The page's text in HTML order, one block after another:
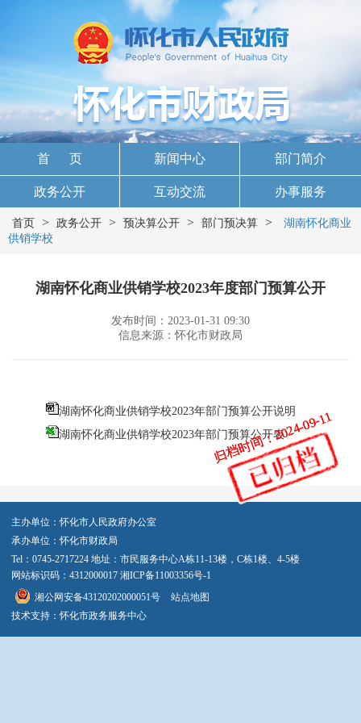
首 页 新闻中心 部门简介
政务公开 互动交流 办事服务
首页 > 政务公开 > 预决算公开 > 部门预决算 >
湖南怀化商业
供销学校
湖南怀化商业供销学校2023年度部门预算公开
发布时间：2023-01-31 09:30
信息来源：怀化市财政局
湖南怀化商业供销学校2023年部门预算公开说明
湖南怀化商业供销学校2023年部门预算公开表
主办单位：怀化市人民政府办公室
承办单位：怀化市财政局
Tel：0745-2717224 地址：市民服务中心A栋11-13楼，C栋1楼、4-5楼
网站标识码：4312000017 湘ICP备11003356号-1
湘公网安备43120202000051号
站点地图
技术支持：怀化市政务服务中心
归档时间：2024-09-11
归档时间：2024-09-11